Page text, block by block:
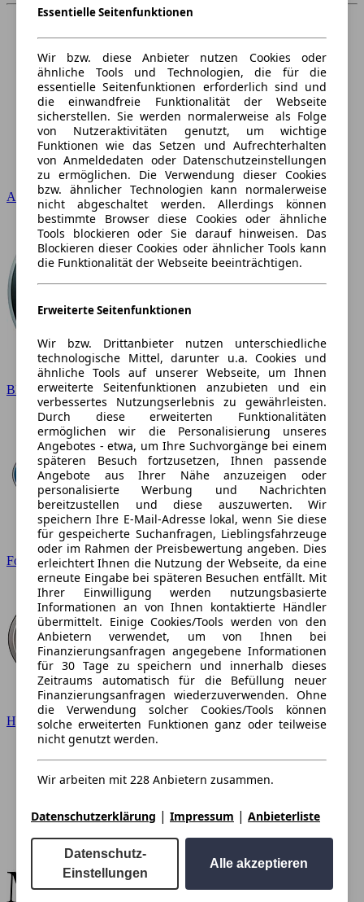
Audi
BMW
Ford
Hyundai
Essentielle Seitenfunktionen
Wir bzw. diese Anbieter nutzen Cookies oder
ähnliche Tools und Technologien, die für die
essentielle Seitenfunktionen erforderlich sind und
die einwandfreie Funktionalität der Webseite
sicherstellen. Sie werden normalerweise als Folge
von Nutzeraktivitäten genutzt, um wichtige
Funktionen wie das Setzen und Aufrechterhalten
von Anmeldedaten oder Datenschutzeinstellungen
zu ermöglichen. Die Verwendung dieser Cookies
bzw. ähnlicher Technologien kann normalerweise
nicht abgeschaltet werden. Allerdings können
bestimmte Browser diese Cookies oder ähnliche
Tools blockieren oder Sie darauf hinweisen. Das
Blockieren dieser Cookies oder ähnlicher Tools kann
die Funktionalität der Webseite beeinträchtigen.
Erweiterte Seitenfunktionen
Wir bzw. Drittanbieter nutzen unterschiedliche
technologische Mittel, darunter u.a. Cookies und
ähnliche Tools auf unserer Webseite, um Ihnen
erweiterte Seitenfunktionen anzubieten und ein
verbessertes Nutzungserlebnis zu gewährleisten.
Durch diese erweiterten Funktionalitäten
ermöglichen wir die Personalisierung unseres
Angebotes - etwa, um Ihre Suchvorgänge bei einem
späteren Besuch fortzusetzen, Ihnen passende
Angebote aus Ihrer Nähe anzuzeigen oder
personalisierte Werbung und Nachrichten
bereitzustellen und diese auszuwerten. Wir
speichern Ihre E-Mail-Adresse lokal, wenn Sie diese
für gespeicherte Suchanfragen, Lieblingsfahrzeuge
oder im Rahmen der Preisbewertung angeben. Dies
erleichtert Ihnen die Nutzung der Webseite, da eine
erneute Eingabe bei späteren Besuchen entfällt. Mit
Ihrer Einwilligung werden nutzungsbasierte
Informationen an von Ihnen kontaktierte Händler
übermittelt. Einige Cookies/Tools werden von den
Anbietern verwendet, um von Ihnen bei
Finanzierungsanfragen angegebene Informationen
für 30 Tage zu speichern und innerhalb dieses
Zeitraums automatisch für die Befüllung neuer
Finanzierungsanfragen wiederzuverwenden. Ohne
die Verwendung solcher Cookies/Tools können
solche erweiterten Funktionen ganz oder teilweise
nicht genutzt werden.
Wir arbeiten mit 228 Anbietern zusammen.
Datenschutzerklärung | Impressum | Anbieterliste
Datenschutz-
Einstellungen
Alle akzeptieren